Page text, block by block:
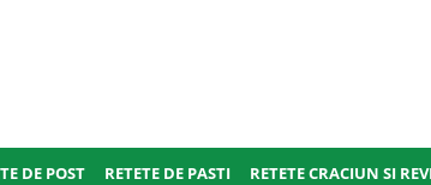
DE POST RETETE DE PASTI RETETE CRACIUN SI